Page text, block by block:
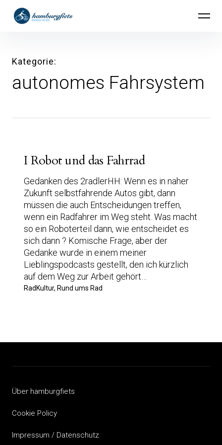
überspringen
hamburgfiets – Abenteuer mit Rad
Kategorie
autonomes Fahrsystem
I Robot und das Fahrrad
Gedanken des 2radlerHH: Wenn es in naher
Zukunft selbstfahrende Autos gibt, dann
müssen die auch Entscheidungen treffen,
wenn ein Radfahrer im Weg steht. Was macht
so ein Roboterteil dann, wie entscheidet es
sich dann ? Komische Frage, aber der
Gedanke wurde in einem meiner
Lieblingspodcasts gestellt, den ich kürzlich
auf dem Weg zur Arbeit gehört…
RadKultur, Rund ums Rad
Über hamburgfiets
Cookie Policy
Impressum / Datenschutz